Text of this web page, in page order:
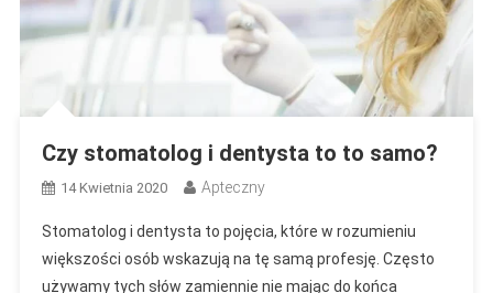
Czy stomatolog i dentysta to to samo?
14 Kwietnia 2020 Apteczny
Stomatolog i dentysta to pojęcia, które w rozumieniu
większości osób wskazują na tę samą profesję. Często
używamy tych słów zamiennie nie mając do końca